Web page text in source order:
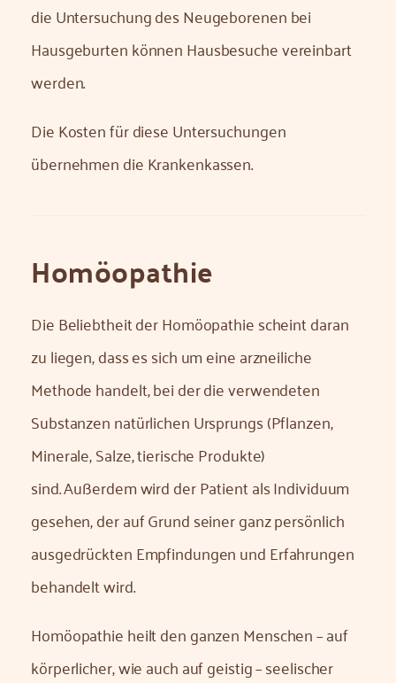
die Untersuchung des Neugeborenen bei
Hausgeburten können Hausbesuche vereinbart
werden.
Die Kosten für diese Untersuchungen
übernehmen die Krankenkassen.
Homöopathie
Die Beliebtheit der Homöopathie scheint daran
zu liegen, dass es sich um eine arzneiliche
Methode handelt, bei der die verwendeten
Substanzen natürlichen Ursprungs (Pflanzen,
Minerale, Salze, tierische Produkte)
sind. Außerdem wird der Patient als Individuum
gesehen, der auf Grund seiner ganz persönlich
ausgedrückten Empfindungen und Erfahrungen
behandelt wird.
Homöopathie heilt den ganzen Menschen – auf
körperlicher, wie auch auf geistig – seelischer